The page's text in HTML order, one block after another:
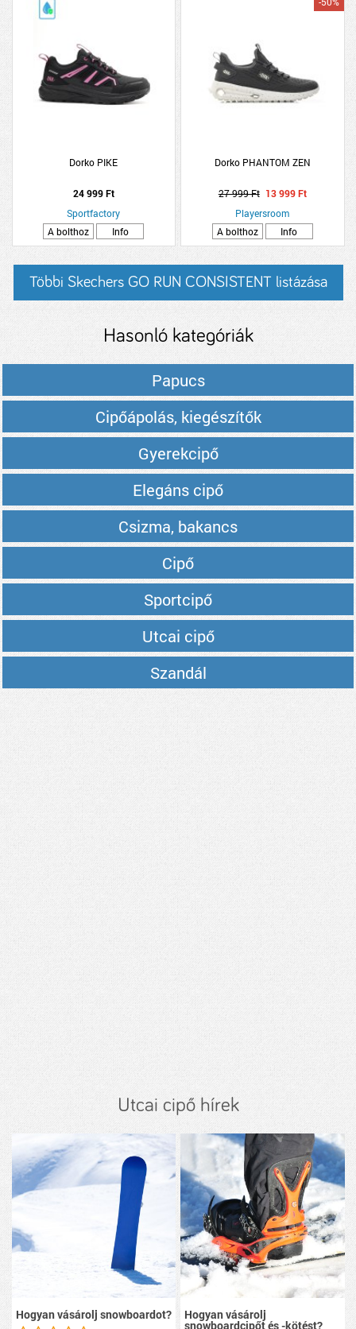
Dorko PIKE
24 999 Ft
Sportfactory
A bolthoz
Info
Dorko PHANTOM ZEN
27 999 Ft 13 999 Ft
Playersroom
A bolthoz
Info
Többi Skechers GO RUN CONSISTENT listázása
Hasonló kategóriák
Papucs
Cipőápolás, kiegészítők
Gyerekcipő
Elegáns cipő
Csizma, bakancs
Cipő
Sportcipő
Utcai cipő
Szandál
Utcai cipő hírek
Hogyan vásárolj snowboardot? Hogyan vásárolj
snowboardcipőt és -kötést?